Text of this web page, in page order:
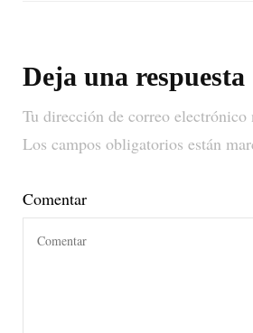
Deja una respuesta
Tu dirección de correo electrónico
Los campos obligatorios están
Comentar